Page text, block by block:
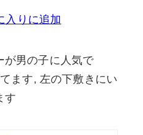
入りに追加
が男の子に人気で
ます, 左の下敷きにい
す